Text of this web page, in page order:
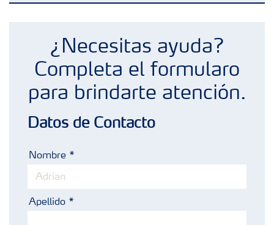
Portafolio de Agricultura Digital
Almacenaje y manejo de fertilizantes
Red de Distribuidores Ecuador
¿Necesitas ayuda?
Completa el formularo
para brindarte atención.
Datos de Contacto
Nombre
Apellido